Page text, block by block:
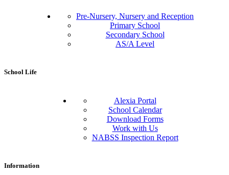
Pre-Nursery, Nursery and Reception
Primary School
Secondary School
AS/A Level
School Life
Alexia Portal
School Calendar
Download Forms
Work with Us
NABSS Inspection Report
Information